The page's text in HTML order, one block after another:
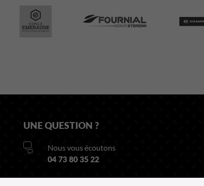
UNE QUESTION ?
Nous vous écoutons
04 73 80 35 22